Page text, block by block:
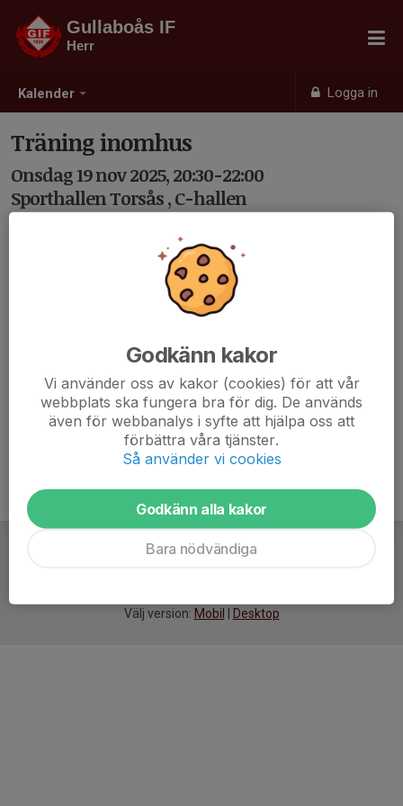
Kalender Logga in
Gullaboås IF
Herr
Träning inomhus
Onsdag 19 nov 2025, 20:30-22:00
Sporthallen Torsås , C-hallen
Välj version: Mobil Desktop
Godkänn kakor
Vi använder oss av kakor (cookies) för att vår
webbplats ska fungera bra för dig. De används
även för webbanalys i syfte att hjälpa oss att
förbättra våra tjänster.
Så använder vi cookies
Godkänn alla kakor
Bara nödvändiga